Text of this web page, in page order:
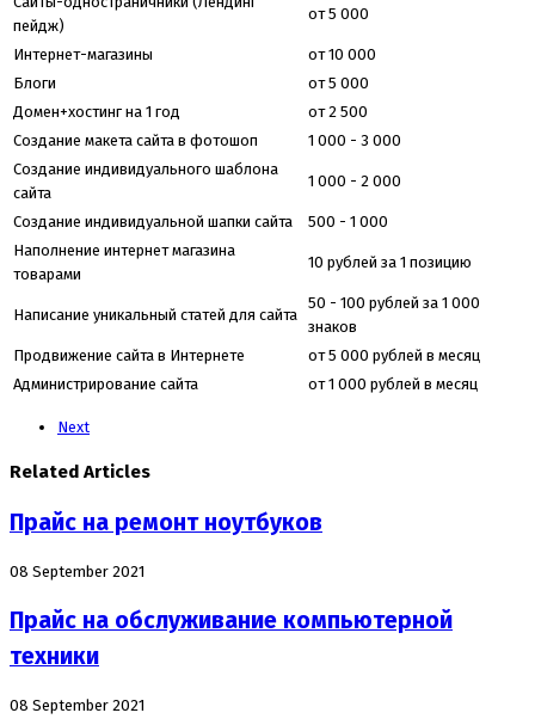
пейдж)
от 5 000
Интернет-магазины
от 10 000
Блоги
от 5 000
Домен+хостинг на 1 год
от 2 500
Создание макета сайта в фотошоп
1 000 - 3 000
Создание индивидуального шаблона
сайта
1 000 - 2 000
Создание индивидуальной шапки сайта
500 - 1 000
Наполнение интернет магазина
товарами
10 рублей за 1 позицию
Написание уникальный статей для сайта
50 - 100 рублей за 1 000
знаков
Продвижение сайта в Интернете
от 5 000 рублей в месяц
Администрирование сайта
от 1 000 рублей в месяц
Next
Related Articles
Прайс на ремонт ноутбуков
08 September 2021
Прайс на обслуживание компьютерной
техники
08 September 2021